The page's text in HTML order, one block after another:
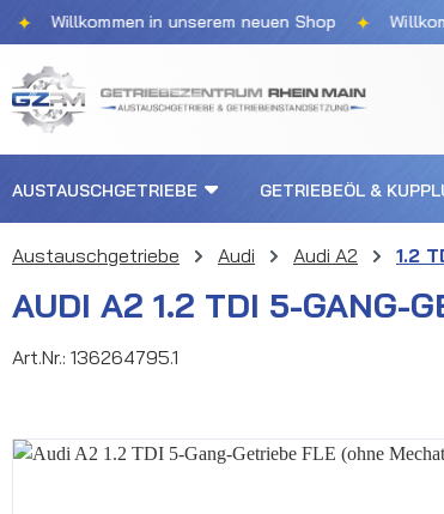
Hauptinhalt springen
Zur Suche springen
Zur Hauptnavigation springen
in unserem neuen Shop ✦ Willkommen in
AUSTAUSCHGETRIEBE GETRIEBEÖL &
Austauschgetriebe Audi Audi A2 1.2
AUDI A2 1.2 TDI 5-GANG-
Art.Nr.: 136264795.1
Bildergalerie überspringen